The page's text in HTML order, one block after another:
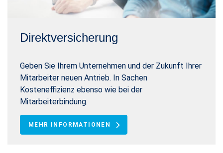
Direktversicherung
Geben Sie Ihrem Unternehmen und der Zukunft Ihrer
Mitarbeiter neuen Antrieb. In Sachen
Kosteneffizienz ebenso wie bei der
Mitarbeiterbindung.
MEHR INFORMATIONEN